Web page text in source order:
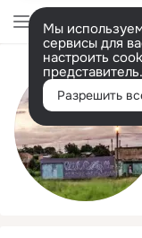
Мы
сервисы для
настроить
представитель.
Разрешить